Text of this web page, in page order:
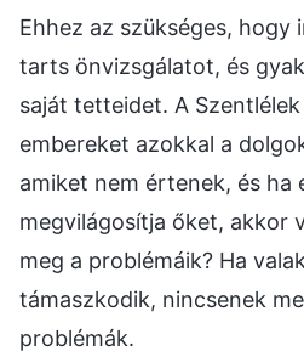
Ehhez az szükséges, hogy
tarts önvizsgálatot, és
saját tetteidet. A
embereket azokkal a
amiket nem értenek, és ha
megvilágosítja őket, akkor
meg a problémáik? Ha
támaszkodik, nincsenek
problémák.